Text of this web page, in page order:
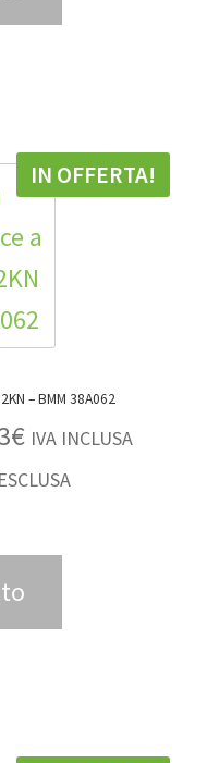
Pinza aggraffatrice a batteria 62KN – BMM 38A062
IN OFFERTA!
€ IVA INCLUSA